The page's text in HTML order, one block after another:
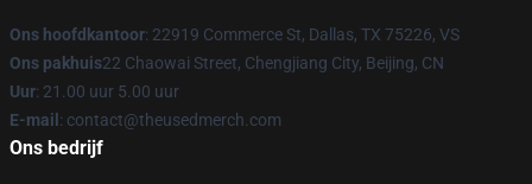
Ons hoofdkantoor: 22919 Commerce St, Dallas, TX 75226, VS
Ons pakhuis22 Chaowai Street, Chengjiang City, Beijing, CN
Uur: 21.00 uur 5.00 uur
E-mail : contact@theusedmerch.com
Ons bedrijf